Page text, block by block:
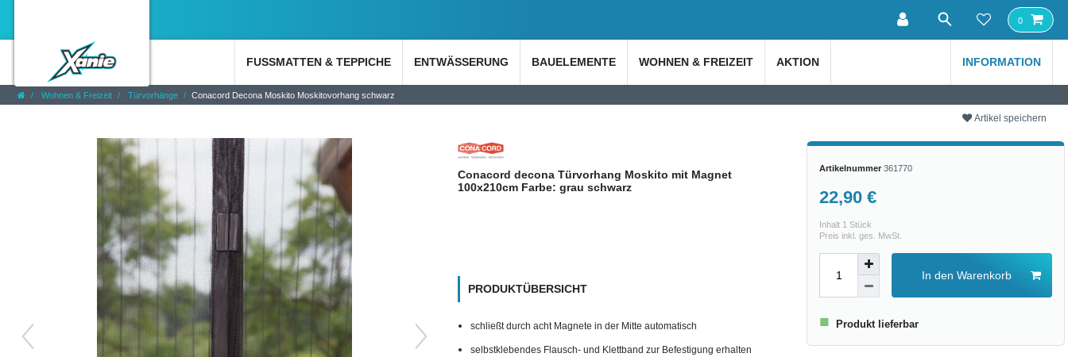
0
FUSSMATTEN & TEPPICHE ENTWÄSSERUNG BAUELEMENTE WOHNEN & FREIZEIT AKTION INFORMATION
Wohnen & Freizeit Türvorhänge Conacord Decona Moskito Moskitovorhang schwarz
Conacord decona Türvorhang Moskito mit Magnet
100x210cm Farbe: grau schwarz
Artikel speichern
PRODUKTÜBERSICHT
schließt durch acht Magnete in der Mitte automatisch
selbstklebendes Flausch- und Klettband zur Befestigung erhalten
Artikelnummer361770
22,90 €
Inhalt 1Stück
Preis inkl. ges. MwSt.
In den Warenkorb
■ Produkt lieferbar